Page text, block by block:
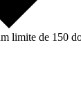
limite de 150